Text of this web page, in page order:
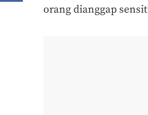
orang dianggap